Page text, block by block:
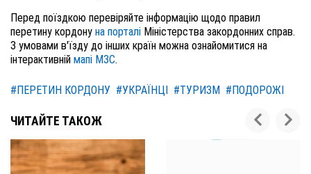
Перед поїздкою перевіряйте інформацію щодо правил
перетину кордону на порталі Міністерства закордонних справ.
З умовами в'їзду до інших країн можна ознайомитися на
інтерактивній мапі МЗС.
#ПЕРЕТИН КОРДОНУ #УКРАЇНЦІ #ТУРИЗМ #ПОДОРОЖІ
ЧИТАЙТЕ ТАКОЖ